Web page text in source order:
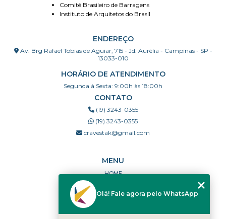
Comitê Brasileiro de Barragens
Instituto de Arquitetos do Brasil
ENDEREÇO
Av. Brg Rafael Tobias de Aguiar, 715 - Jd. Aurélia - Campinas - SP -
13033-010
HORÁRIO DE ATENDIMENTO
Segunda à Sexta: 9:00h às 18:00h
CONTATO
(19) 3243-0355
(19) 3243-0355
cravestak@gmail.com
MENU
HOME
PORTFÓLIO
DÚVIDAS FREQUENTES
Olá! Fale agora pelo WhatsApp